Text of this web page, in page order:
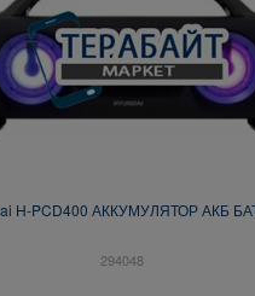
H-PCD400 АККУМУЛЯТОР АКБ
294048